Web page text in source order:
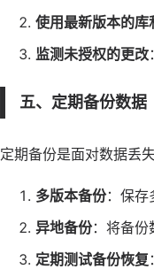
使用最新版本的库
监测未授权的更改
五、定期备份数据
定期备份是面对数据丢
多版本备份：保存
异地备份：将备份
定期测试备份恢复